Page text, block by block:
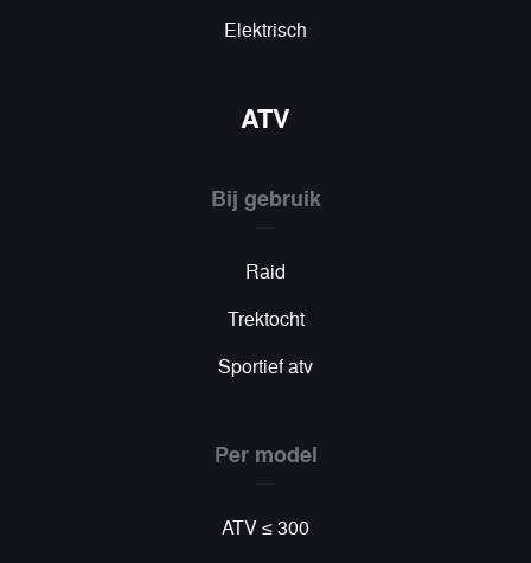
Elektrisch
ATV
Bij gebruik
Raid
Trektocht
Sportief atv
Per model
ATV ≤ 300